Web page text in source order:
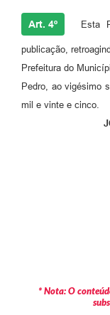
Art. 4º Esta
publicação,
Prefeitura do
Pedro, ao vigésimo
mil e vinte e cinco.
* Nota: O